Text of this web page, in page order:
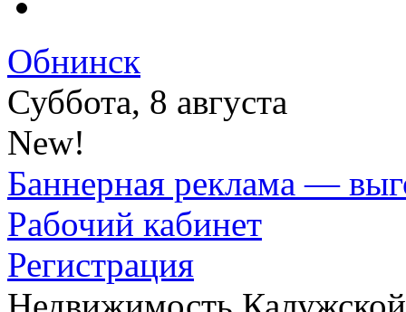
Обнинск
Суббота, 8 августа
New!
Баннерная реклама —
Рабочий кабинет
Регистрация